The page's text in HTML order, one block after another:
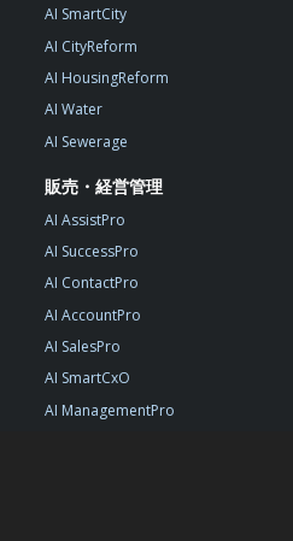
AI SmartCity
AI CityReform
AI HousingReform
AI Water
AI Sewerage
販売・経営管理
AI AssistPro
AI SuccessPro
AI ContactPro
AI AccountPro
AI SalesPro
AI SmartCxO
AI ManagementPro